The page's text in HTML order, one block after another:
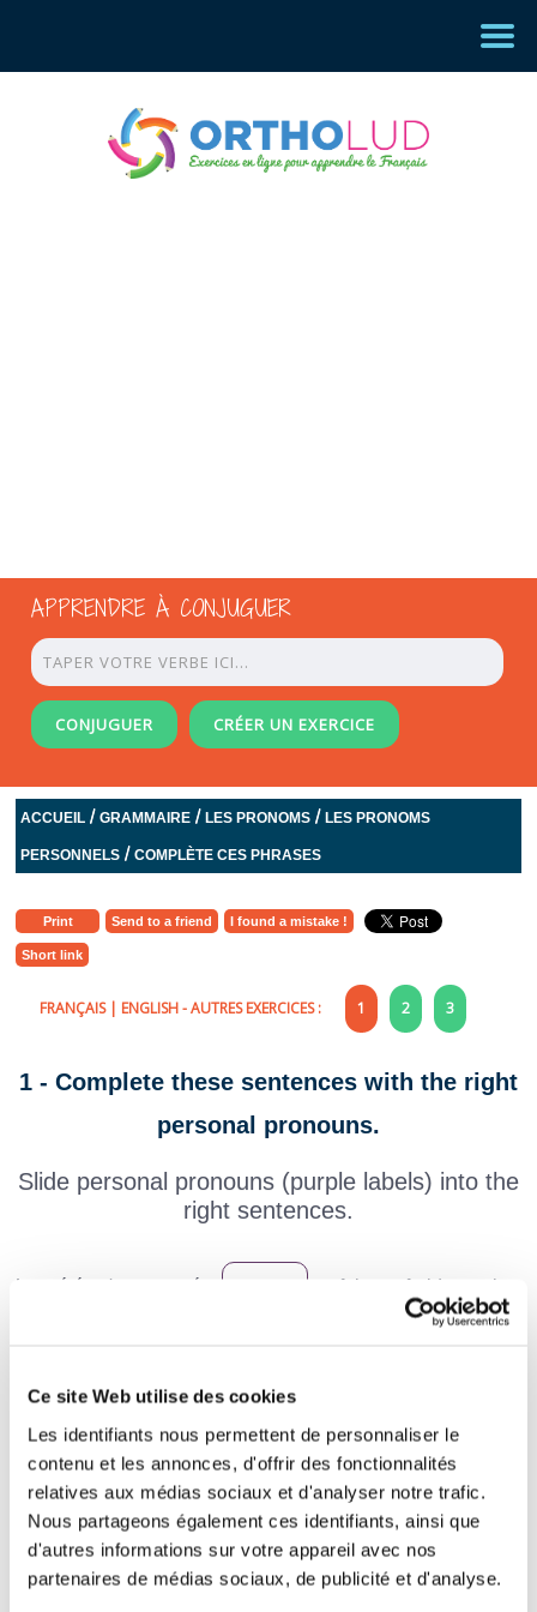
Ce site Web utilise des cookies
Les identifiants nous permettent de personnaliser le
contenu et les annonces, d'offrir des fonctionnalités
relatives aux médias sociaux et d'analyser notre trafic.
Nous partageons également ces identifiants, ainsi que
d'autres informations sur votre appareil avec nos
partenaires de médias sociaux, de publicité et d'analyse.
APPRENDRE À CONJUGUER
CONJUGUER CRÉER UN EXERCICE
ACCUEIL /GRAMMAIRE /LES PRONOMS /LES PRONOMS
PERSONNELS /COMPLÈTE CES PHRASES
Print Send to a friend I found a mistake !
Short link
FRANÇAIS| ENGLISH- AUTRES EXERCICES : 1 2 3
1 - Complete these sentences with the right
personal pronouns.
Slide personal pronouns (purple labels) into the
right sentences.
La météo s'est trompée, ne fait pas froid ce soir.
La viande rouge, je
Attends une minute, je vais expliquer comment
faire.
vont être en retard ce soir.
Cette fille agace, je ne veux plus voir